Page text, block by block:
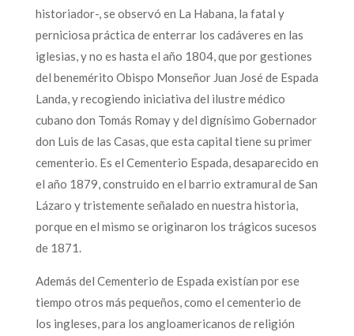
historiador-, se observó en La Habana, la fatal y
perniciosa práctica de enterrar los cadáveres en las
iglesias, y no es hasta el año 1804, que por gestiones
del benemérito Obispo Monseñor Juan José de Espada
Landa, y recogiendo iniciativa del ilustre médico
cubano don Tomás Romay y del dignísimo Gobernador
don Luis de las Casas, que esta capital tiene su primer
cementerio. Es el Cementerio Espada, desaparecido en
el año 1879, construido en el barrio extramural de San
Lázaro y tristemente señalado en nuestra historia,
porque en el mismo se originaron los trágicos sucesos
de 1871.
Además del Cementerio de Espada existían por ese
tiempo otros más pequeños, como el cementerio de
los ingleses, para los angloamericanos de religión